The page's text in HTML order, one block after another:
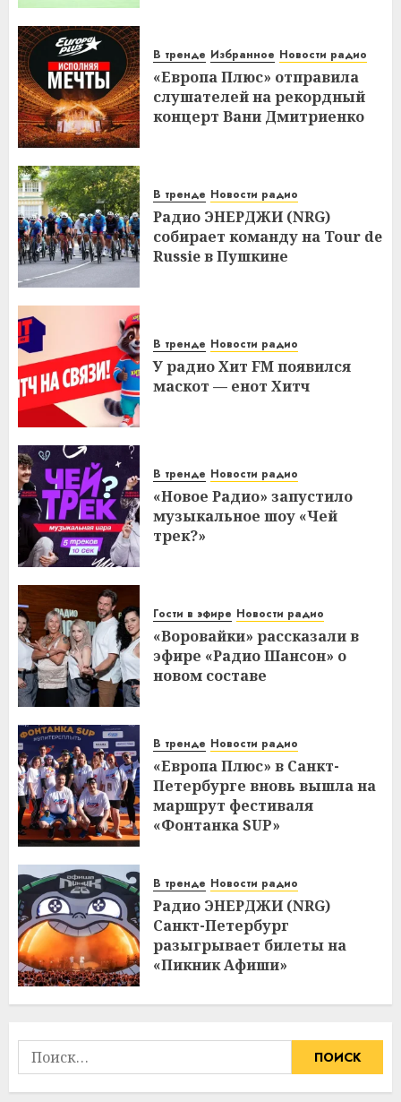
В тренде Избранное Новости радио
«Европа Плюс» отправила
слушателей на рекордный
концерт Вани Дмитриенко
В тренде Новости радио
Радио ЭНЕРДЖИ (NRG)
собирает команду на Tour de
Russie в Пушкине
В тренде Новости радио
У радио Хит FM появился
маскот — енот Хитч
В тренде Новости радио
«Новое Радио» запустило
музыкальное шоу «Чей
трек?»
Гости в эфире Новости радио
«Воровайки» рассказали в
эфире «Радио Шансон» о
новом составе
В тренде Новости радио
«Европа Плюс» в Санкт-
Петербурге вновь вышла на
маршрут фестиваля
«Фонтанка SUP»
В тренде Новости радио
Радио ЭНЕРДЖИ (NRG)
Санкт-Петербург
разыгрывает билеты на
«Пикник Афиши»
Найти: